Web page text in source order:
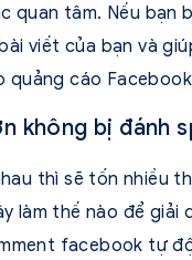
quan tâm. Nếu bạn
viết của bạn và
quảng cáo
không bị đánh
thì sẽ tốn nhiều
làm thế nào để giải
facebook tự